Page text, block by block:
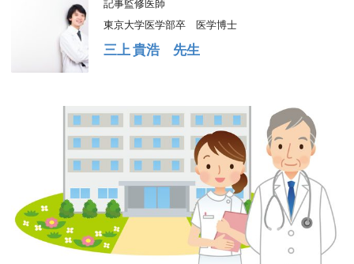
記事監修医師
東京大学医学部卒 医学博士
三上 貴浩 先生